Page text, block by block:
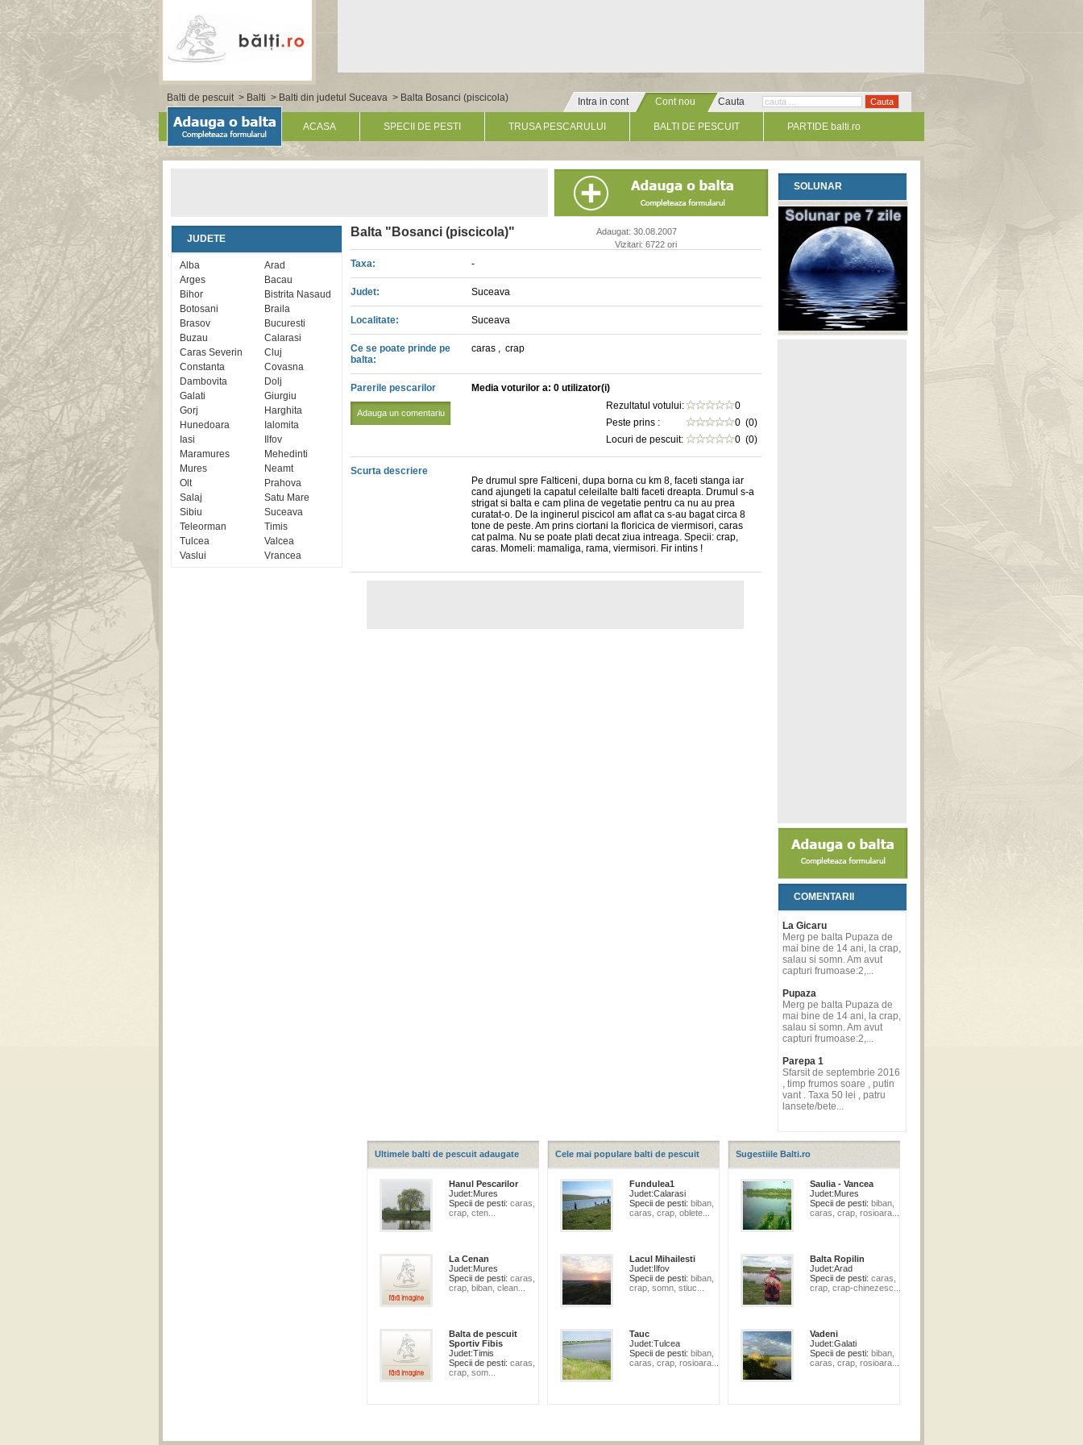
Balti de pescuit> Balti > Balti din judetul Suceava > Balta Bosanci (piscicola) Intra in cont
Cont nou
» Click pentru un cont nou
Cauta
ACASA SPECII DE PESTI TRUSA PESCARULUI BALTI DE PESCUIT PARTIDE balti.ro
JUDETE
Alba
Arad
Arges
Bacau
Bihor
Bistrita Nasaud
Botosani
Braila
Brasov
Bucuresti
Buzau
Calarasi
Caras Severin
Cluj
Constanta
Covasna
Dambovita
Dolj
Galati
Giurgiu
Gorj
Harghita
Hunedoara
Ialomita
Iasi
Ilfov
Maramures
Mehedinti
Mures
Neamt
Olt
Prahova
Salaj
Satu Mare
Sibiu
Suceava
Teleorman
Timis
Tulcea
Valcea
Vaslui
Vrancea
Balta "Bosanci (piscicola)"
Adaugat: 30.08.2007
Vizitari: 6722 ori
Taxa: -
Judet: Suceava
Localitate: Suceava
Ce se poate prinde pe
balta:
caras , crap
Parerile pescarilor
Adauga un comentariu
Media voturilor a: 0 utilizator(i)
Rezultatul votului:
0
Peste prins :
0 (0)
Locuri de pescuit:
0 (0)
Scurta descriere
Pe drumul spre Falticeni, dupa borna cu km 8, faceti stanga iar
cand ajungeti la capatul celeilalte balti faceti dreapta. Drumul s-a
strigat si balta e cam plina de vegetatie pentru ca nu au prea
curatat-o. De la inginerul piscicol am aflat ca s-au bagat circa 8
tone de peste. Am prins ciortani la floricica de viermisori, caras
cat palma. Nu se poate plati decat ziua intreaga. Specii: crap,
caras. Momeli: mamaliga, rama, viermisori. Fir intins !
SOLUNAR
COMENTARII
La Gicaru
Merg pe balta Pupaza de
mai bine de 14 ani, la crap,
salau si somn. Am avut
capturi frumoase:2,...
Pupaza
Merg pe balta Pupaza de
mai bine de 14 ani, la crap,
salau si somn. Am avut
capturi frumoase:2,...
Parepa 1
Sfarsit de septembrie 2016
, timp frumos soare , putin
vant . Taxa 50 lei , patru
lansete/bete...
Ultimele balti de pescuit adaugate
Hanul Pescarilor
Judet:Mures
Specii de pesti: caras,
crap, cten...
La Cenan
Judet:Mures
Specii de pesti: caras,
crap, biban, clean...
Balta de pescuit
Sportiv Fibis
Judet:Timis
Specii de pesti: caras,
crap, som...
Cele mai populare balti de pescuit
Fundulea1
Judet:Calarasi
Specii de pesti: biban,
caras, crap, oblete...
Lacul Mihailesti
Judet:Ilfov
Specii de pesti: biban,
crap, somn, stiuc...
Tauc
Judet:Tulcea
Specii de pesti: biban,
caras, crap, rosioara...
Sugestiile Balti.ro
Saulia - Vancea
Judet:Mures
Specii de pesti: biban,
caras, crap, rosioara...
Balta Ropilin
Judet:Arad
Specii de pesti: caras,
crap, crap-chinezesc...
Vadeni
Judet:Galati
Specii de pesti: biban,
caras, crap, rosioara...